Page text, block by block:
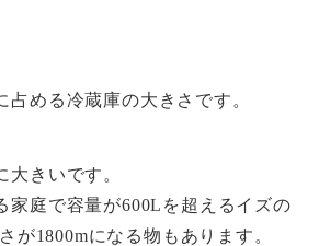
占める冷蔵庫の大きさです。
大きいです。
家庭で容量が600Lを超えるイズの
が1800mになる物もあります。